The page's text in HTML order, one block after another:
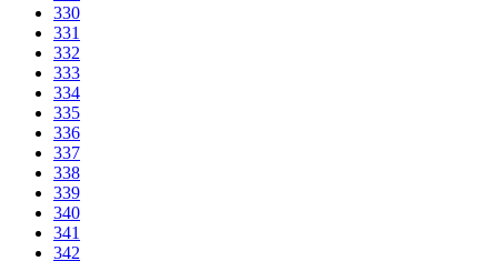
330
331
332
333
334
335
336
337
338
339
340
341
342